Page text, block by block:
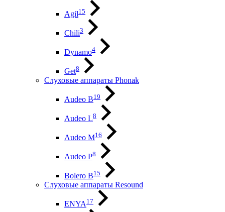
Agil15
Chili3
Dynamo4
Get8
Слуховые аппараты Phonak
Audeo B19
Audeo L8
Audeo М16
Audeo P8
Bolero B15
Слуховые аппараты Resound
ENYA 17